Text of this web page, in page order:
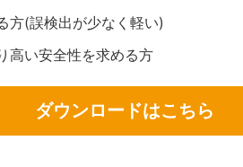
方(誤検出が少なく軽い)
高い安全性を求める方
ダウンロードはこちら